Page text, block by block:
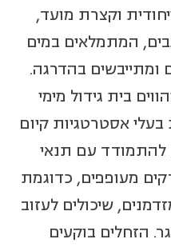
וקצרת מועד,
המתמלאים במים
ומתייבשים בהדרגה.
בית גידול מימי
בעלי אסטרטגיות קיום
להתמודד עם תנאי
מעופפים, כדוגמת
שיכולים לעזוב
הזחלים בוקעים